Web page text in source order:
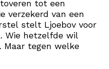
tot een
verzekerd van een
stelt Ljoebov voor
Wie hetzelfde wil
Maar tegen welke